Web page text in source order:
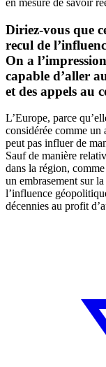
en mesure de savoir
Diriez-vous que
recul de
On a
capable d’aller
et des appels au
L’Europe, parce
considérée comme un
peut pas influer de
Sauf de manière
dans la région,
un embrasement sur
l’influence
décennies au profit